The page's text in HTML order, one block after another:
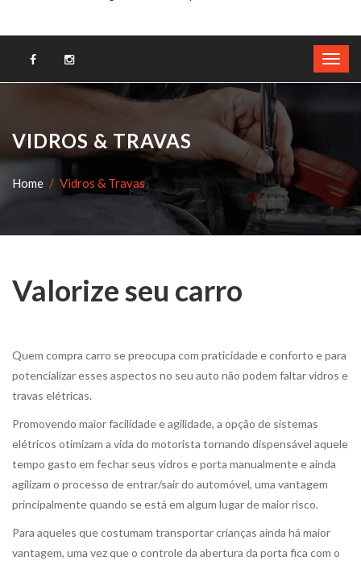
VIDROS & TRAVAS
Home Vidros & Travas
Valorize seu carro
Quem compra carro se preocupa com praticidade e conforto e para
potencializar esses aspectos no seu auto não podem faltar vidros e
travas elétricas.
Promovendo maior facilidade e agilidade, a opção de sistemas
elétricos otimizam a vida do motorista tornando dispensável aquele
tempo gasto em fechar seus vidros e porta manualmente e ainda
agilizam o processo de entrar/sair do automóvel, uma vantagem
principalmente quando se está em algum lugar de maior risco.
Para aqueles que costumam transportar crianças ainda há maior
vantagem, uma vez que o controle da abertura da porta fica com o